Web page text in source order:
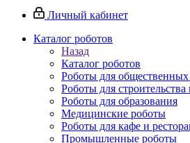
Личный кабинет
Каталог роботов
Назад
Каталог роботов
Роботы для общественных
Роботы для
Роботы для образования
Медицинские роботы
Роботы для кафе и
Промышленные роботы